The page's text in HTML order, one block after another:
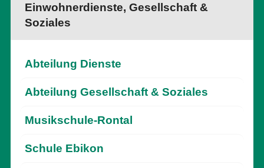
Einwohnerdienste, Gesellschaft &
Soziales
Abteilung Dienste
Abteilung Gesellschaft & Soziales
Musikschule-Rontal
Schule Ebikon